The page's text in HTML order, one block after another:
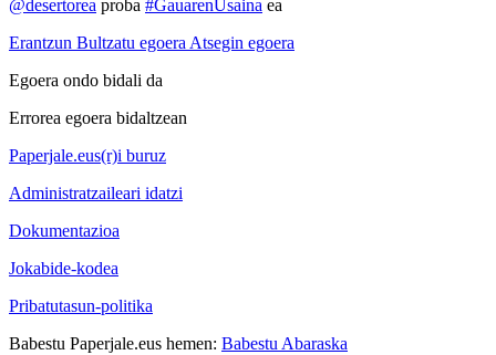
@desertorea proba #GauarenUsaina ea
Erantzun Bultzatu egoera Atsegin egoera
Egoera ondo bidali da
Errorea egoera bidaltzean
Paperjale.eus(r)i buruz
Administratzaileari idatzi
Dokumentazioa
Jokabide-kodea
Pribatutasun-politika
Babestu Paperjale.eus hemen: Babestu Abaraska